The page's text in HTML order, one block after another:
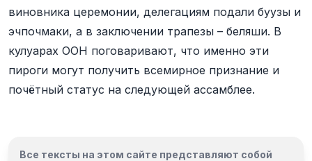
виновника церемонии, делегациям подали буузы и
эчпочмаки, а в заключении трапезы – беляши. В
кулуарах ООН поговаривают, что именно эти
пироги могут получить всемирное признание и
почётный статус на следующей ассамблее.
Все тексты на этом сайте представляют собой